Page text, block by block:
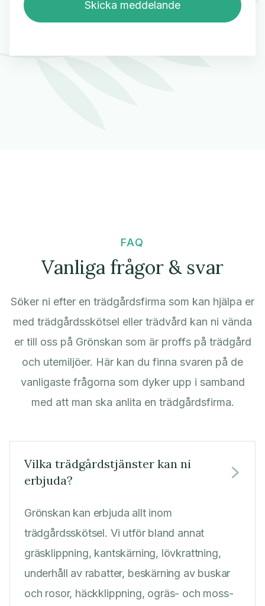
FAQ
Vanliga frågor & svar
Söker ni efter en trädgårdsfirma som kan hjälpa er
med trädgårdsskötsel eller trädvård kan ni vända
er till oss på Grönskan som är proffs på trädgård
och utemiljöer. Här kan du finna svaren på de
vanligaste frågorna som dyker upp i samband
med att man ska anlita en trädgårdsfirma.
Vilka trädgårdstjänster kan ni
erbjuda?

Grönskan kan erbjuda allt inom
trädgårdsskötsel. Vi utför bland annat
gräsklippning, kantskärning, lövkrattning,
underhåll av rabatter, beskärning av buskar
och rosor, häckklippning, ogräs- och moss-